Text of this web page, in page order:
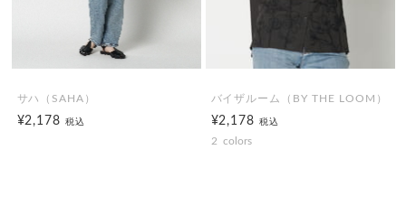
サハ（SAHA）
¥2,178税込
バイザルーム（BY THE LOOM）
¥2,178税込
2 colors